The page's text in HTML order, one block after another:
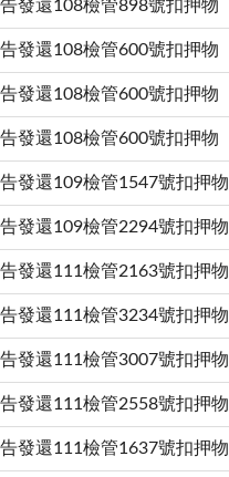
發還108檢管898號扣押物
發還108檢管600號扣押物
發還108檢管600號扣押物
發還108檢管600號扣押物
發還109檢管1547號扣押物
發還109檢管2294號扣押物
發還111檢管2163號扣押物
發還111檢管3234號扣押物
發還111檢管3007號扣押物
發還111檢管2558號扣押物
發還111檢管1637號扣押物